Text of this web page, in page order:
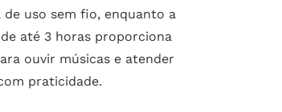
de uso sem fio, enquanto a
até 3 horas proporciona
ouvir músicas e atender
praticidade.